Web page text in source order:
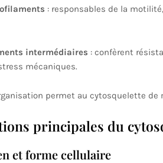
: responsables de la
intermédiaires : confèrent
mécaniques.
permet au cytosquelette
principales du
et forme cellulaire